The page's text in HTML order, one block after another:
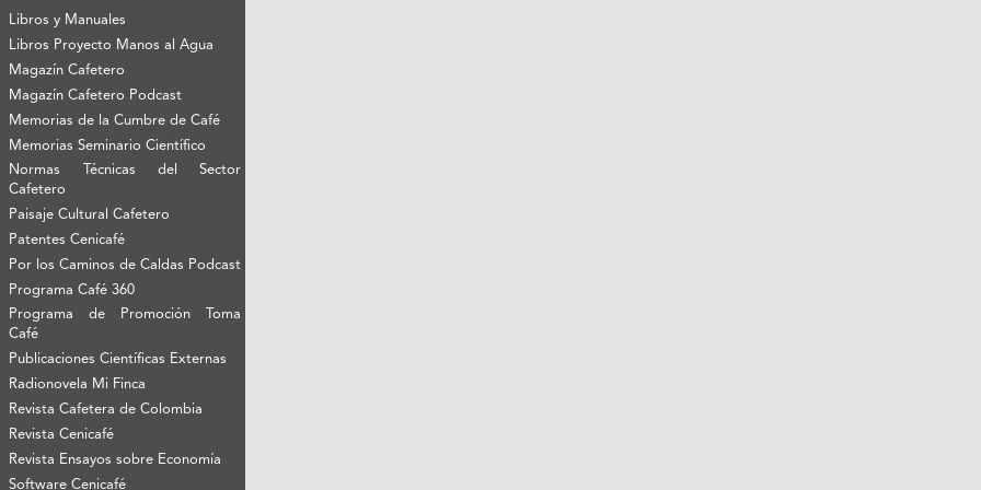
Libros y Manuales
Libros Proyecto Manos al Agua
Magazín Cafetero
Magazín Cafetero Podcast
Memorias de la Cumbre de Café
Memorias Seminario Científico
Normas Técnicas del Sector
Cafetero
Paisaje Cultural Cafetero
Patentes Cenicafé
Por los Caminos de Caldas Podcast
Programa Café 360
Programa de Promoción Toma
Café
Publicaciones Científicas Externas
Radionovela Mi Finca
Revista Cafetera de Colombia
Revista Cenicafé
Revista Ensayos sobre Economía
Software Cenicafé